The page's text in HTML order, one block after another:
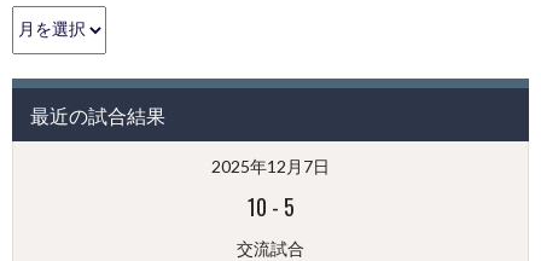
過
去
投
（月
最近の試合結果
2025年12月7日
10 - 5
交流試合